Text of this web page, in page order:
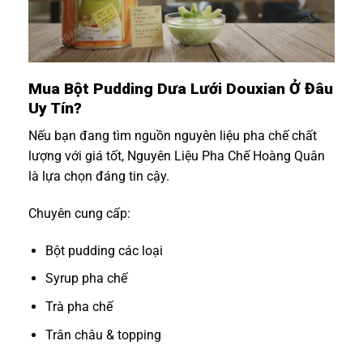
Mua Bột Pudding Dưa Lưới Douxian Ở Đâu
Uy Tín?
Nếu bạn đang tìm nguồn nguyên liệu pha chế chất
lượng với giá tốt, Nguyên Liệu Pha Chế Hoàng Quân
là lựa chọn đáng tin cậy.
Chuyên cung cấp:
Bột pudding các loại
Syrup pha chế
Trà pha chế
Trân châu & topping